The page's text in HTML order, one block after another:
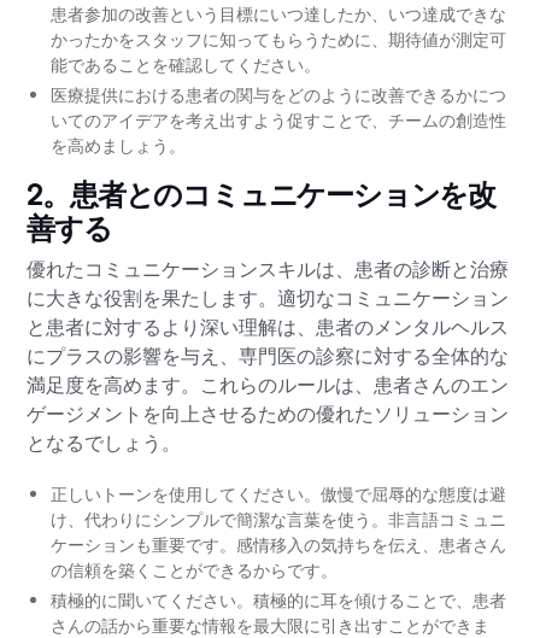
患者参加の改善という目標にいつ達したか、いつ達成できな
かったかをスタッフに知ってもらうために、期待値が測定可
能であることを確認してください。
医療提供における患者の関与をどのように改善できるかにつ
いてのアイデアを考え出すよう促すことで、チームの創造性
を高めましょう。
2。患者とのコミュニケーションを改
善する
優れたコミュニケーションスキルは、患者の診断と治療
に大きな役割を果たします。適切なコミュニケーション
と患者に対するより深い理解は、患者のメンタルヘルス
にプラスの影響を与え、専門医の診察に対する全体的な
満足度を高めます。これらのルールは、患者さんのエン
ゲージメントを向上させるための優れたソリューション
となるでしょう。
正しいトーンを使用してください。傲慢で屈辱的な態度は避
け、代わりにシンプルで簡潔な言葉を使う。非言語コミュニ
ケーションも重要です。感情移入の気持ちを伝え、患者さん
の信頼を築くことができるからです。
積極的に聞いてください。積極的に耳を傾けることで、患者
さんの話から重要な情報を最大限に引き出すことができま